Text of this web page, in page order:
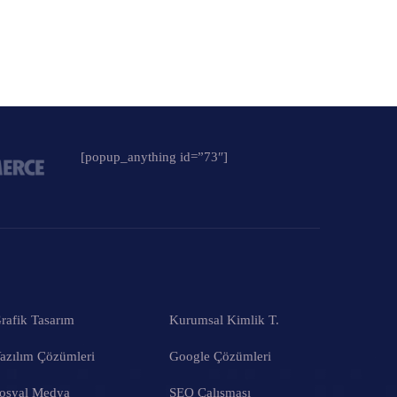
[popup_anything id=”73″]
Tasarım Kurumsal Kimlik T.
Çözümleri Google Çözümleri
Medya SEO Çalışması